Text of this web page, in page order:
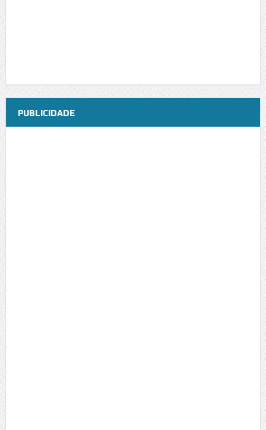
PUBLICIDADE